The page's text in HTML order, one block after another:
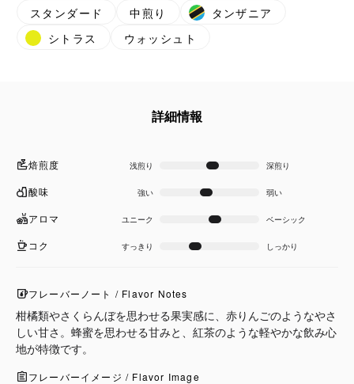
スタンダード 中煎り
タンザニア
シトラス
ウォッシュト
詳細情報
焙煎度 浅煎り 深煎り
酸味 強い 弱い
アロマ ユニーク ベーシック
コク すっきり しっかり
フレーバーノート / Flavor Notes
柑橘類やさくらんぼを思わせる果実感に、赤りんごのようなやさ
しい甘さ。蜂蜜を思わせる甘みと、紅茶のような軽やかな飲み心
地が特徴です。
フレーバーイメージ / Flavor Image